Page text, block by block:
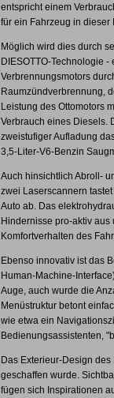
entspricht einem
für ein Fahrzeug in dieser
Möglich wird dies durch
DIESOTTO-Technologie
Verbrennungsmotors
Raumzündverbrennung,
Leistung des Ottomotors
Verbrauch eines Diesels.
zweistufiger Aufladung
3,5-Liter-V6-Benzin
Auch hinsichtlich Abroll-
zwei Laserscannern
Auto ab. Das
Hindernisse pro-aktiv aus
Komfortverhalten des
Ebenso innovativ ist das
Human-Machine-
Auge, auch wurde die
Menüstruktur betont
wie etwa ein
Bedienungsassistenten,
Das Exterieur-Design
geschaffen wurde.
fügen sich Inspirationen